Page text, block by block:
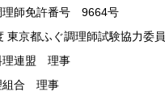
理師免許番号 9664号
東京都ふぐ調理師試験協力委員
理連盟 理事
組合 理事